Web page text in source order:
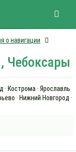
о навигации
Чебоксары
Кострома · Ярославль
· Нижний Новгород ·